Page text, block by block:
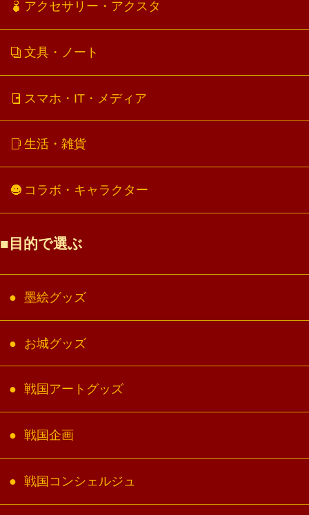
アクセサリー・アクスタ
文具・ノート
スマホ・IT・メディア
生活・雑貨
コラボ・キャラクター
目的で選ぶ
墨絵グッズ
お城グッズ
戦国アートグッズ
戦国企画
戦国コンシェルジュ